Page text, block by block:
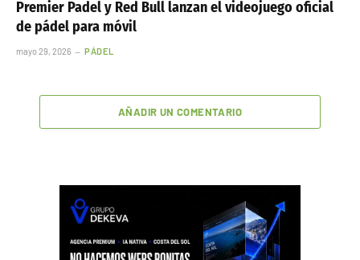
Premier Padel y Red Bull lanzan el videojuego oficial
de pádel para móvil
mayo 29, 2026 PÁDEL
AÑADIR UN COMENTARIO